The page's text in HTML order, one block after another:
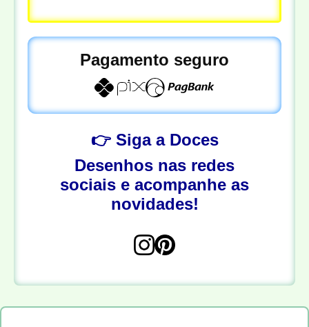
Pagamento seguro
👉 Siga a Doces
Desenhos nas redes
sociais e acompanhe as
novidades!